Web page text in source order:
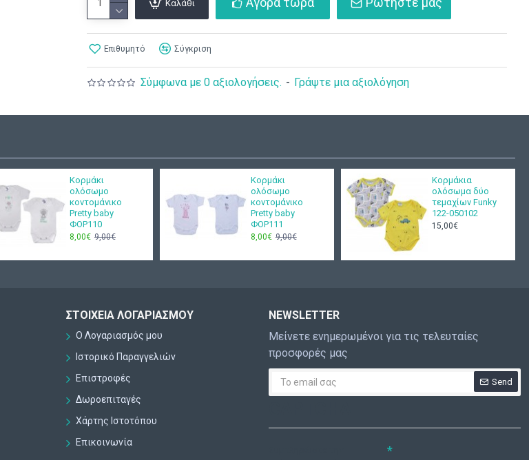
Σύμφωνα με 0 αξιολογήσεις. - Γράψτε μια αξιολόγηση
Καλάθι
Επιθυμητό Σύγκριση
Κορμάκι
ολόσωμο
κοντομάνικο
Pretty baby
ΦΟΡ110
8,00€ 9,00€
Κορμάκι
ολόσωμο
κοντομάνικο
Pretty baby
ΦΟΡ111
8,00€ 9,00€
Κορμάκια
ολόσωμα δύο
τεμαχίων Funky
122-050102
15,00€
ΣΤΟΙΧΕΊΑ ΛΟΓΑΡΙΑΣΜΟΎ
Ο Λογαριασμός μου
Ιστορικό Παραγγελιών
Επιστροφές
Δωροεπιταγές
Χάρτης Ιστοτόπου
Επικοινωνία
NEWSLETTER
Μείνετε ενημερωμένοι για τις τελευταίες
προσφορές μας
Send